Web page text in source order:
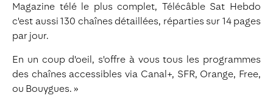
Magazine télé le plus complet, Télécâble Sat Hebdo
c'est aussi 130 chaînes détaillées, réparties sur 14 pages
par jour.
En un coup d'oeil, s'offre à vous tous les programmes
des chaînes accessibles via Canal+, SFR, Orange, Free,
ou Bouygues. »